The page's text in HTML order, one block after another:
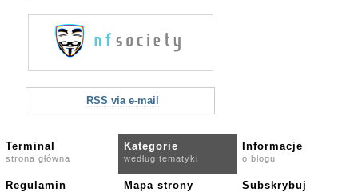
RSS via e-mail
Terminal
strona główna
Kategorie
według tematyki
Informacje
o blogu
Regulamin Mapa strony Subskrybuj